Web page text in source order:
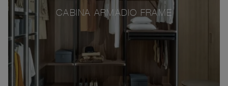
CABINA ARMADIO FRAME